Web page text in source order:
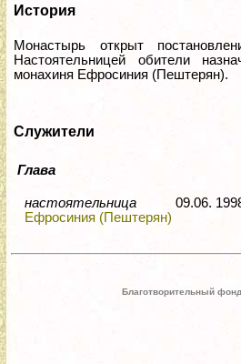
История
Монастырь открыт
Настоятельницей обители
монахиня Ефросиния (Пештерян).
Служители
Глава
настоятельница
Ефросиния (Пештерян)
09.06.
Благотворительный